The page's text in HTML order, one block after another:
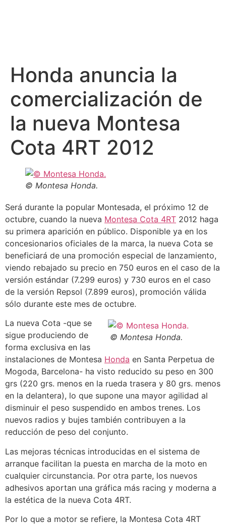
Honda anuncia la
comercialización de
la nueva Montesa
Cota 4RT 2012
© Montesa Honda.
Será durante la popular Montesada, el próximo 12 de
octubre, cuando la nueva Montesa Cota 4RT 2012 haga
su primera aparición en público. Disponible ya en los
concesionarios oficiales de la marca, la nueva Cota se
beneficiará de una promoción especial de lanzamiento,
viendo rebajado su precio en 750 euros en el caso de la
versión estándar (7.299 euros) y 730 euros en el caso
de la versión Repsol (7.899 euros), promoción válida
sólo durante este mes de octubre.
© Montesa Honda.
La nueva Cota -que se
sigue produciendo de
forma exclusiva en las
instalaciones de Montesa Honda en Santa Perpetua de
Mogoda, Barcelona- ha visto reducido su peso en 300
grs (220 grs. menos en la rueda trasera y 80 grs. menos
en la delantera), lo que supone una mayor agilidad al
disminuir el peso suspendido en ambos trenes. Los
nuevos radios y bujes también contribuyen a la
reducción de peso del conjunto.
Las mejoras técnicas introducidas en el sistema de
arranque facilitan la puesta en marcha de la moto en
cualquier circunstancia. Por otra parte, los nuevos
adhesivos aportan una gráfica más racing y moderna a
la estética de la nueva Cota 4RT.
Por lo que a motor se refiere, la Montesa Cota 4RT